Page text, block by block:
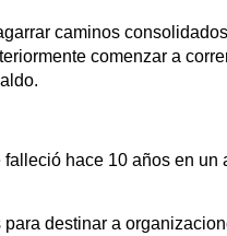
caminos
comenzar a
hace 10 años en un
destinar a